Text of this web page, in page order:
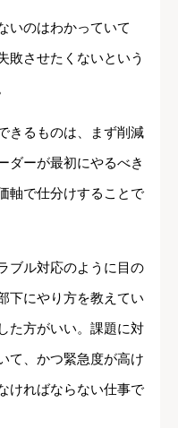
のはわかっていて
敗させたくないという
きるものは、まず削減
ダーが最初にやるべき
軸で仕分けすることで
ブル対応のように目の
下にやり方を教えてい
た方がいい。課題に対
て、かつ緊急度が高け
ければならない仕事で